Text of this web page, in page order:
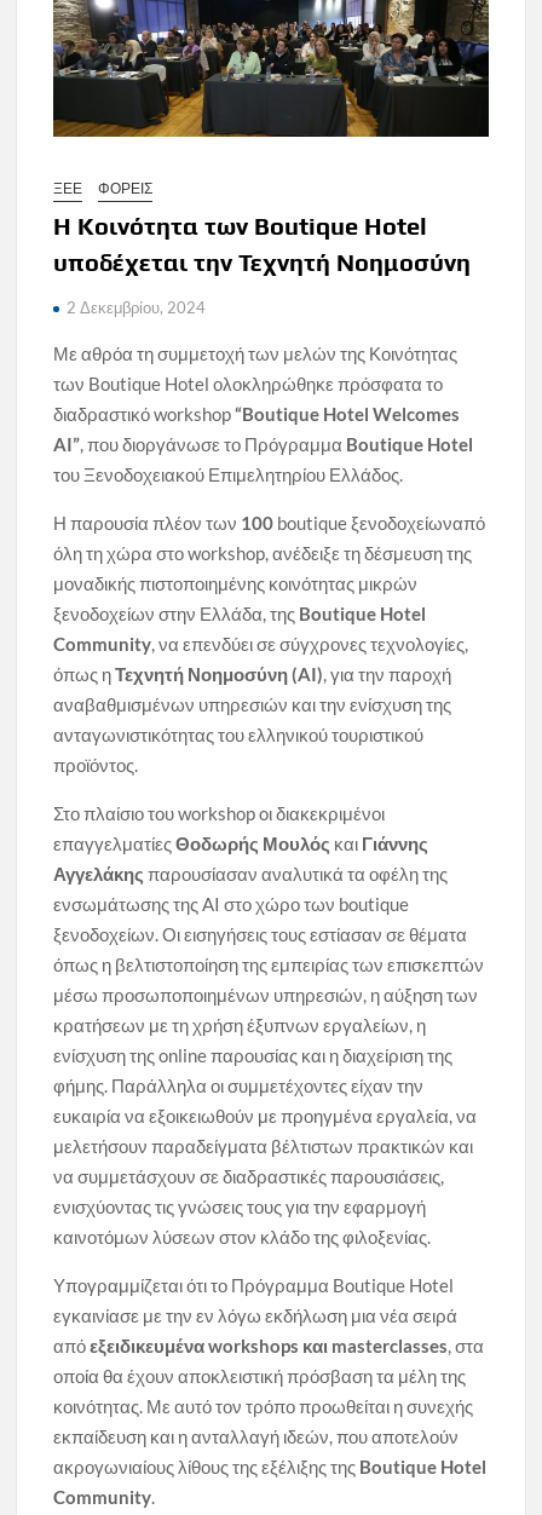
ΞΕΕ ΦΟΡΕΙΣ
Η Κοινότητα των Boutique Hotel
υποδέχεται την Τεχνητή Νοημοσύνη
2 Δεκεμβρίου, 2024
Με αθρόα τη συμμετοχή των μελών της Κοινότητας
των Boutique Hotel ολοκληρώθηκε πρόσφατα το
διαδραστικό workshop“Boutique Hotel Welcomes
AI”, που διοργάνωσε το Πρόγραμμα Boutique Hotel
του Ξενοδοχειακού Επιμελητηρίου Ελλάδος.
Η παρουσία πλέον των 100 boutique ξενοδοχείωναπό
όλη τη χώρα στο workshop, ανέδειξε τη δέσμευση της
μοναδικής πιστοποιημένης κοινότητας μικρών
ξενοδοχείων στην Ελλάδα, της Boutique Hotel
Community, να επενδύει σε σύγχρονες τεχνολογίες,
όπως ηΤεχνητή Νοημοσύνη (AI), για την παροχή
αναβαθμισμένων υπηρεσιών και την ενίσχυση της
ανταγωνιστικότητας του ελληνικού τουριστικού
προϊόντος.
Στο πλαίσιο του workshop oι διακεκριμένοι
επαγγελματίεςΘοδωρής Μουλός και Γιάννης
Αγγελάκης παρουσίασαν αναλυτικά τα οφέλη της
ενσωμάτωσης της AI στο χώρο των boutique
ξενοδοχείων. Οι εισηγήσεις τους εστίασαν σε θέματα
όπως η βελτιστοποίηση της εμπειρίας των επισκεπτών
μέσω προσωποποιημένων υπηρεσιών, η αύξηση των
κρατήσεων με τη χρήση έξυπνων εργαλείων, η
ενίσχυση της online παρουσίας και η διαχείριση της
φήμης. Παράλληλα οι συμμετέχοντες είχαν την
ευκαιρία να εξοικειωθούν με προηγμένα εργαλεία, να
μελετήσουν παραδείγματα βέλτιστων πρακτικών και
να συμμετάσχουν σε διαδραστικές παρουσιάσεις,
ενισχύοντας τις γνώσεις τους για την εφαρμογή
καινοτόμων λύσεων στον κλάδο της φιλοξενίας.
Υπογραμμίζεται ότι το Πρόγραμμα Boutique Hotel
εγκαινίασε με την εν λόγω εκδήλωση μια νέα σειρά
απόεξειδικευμένα workshops και masterclasses, στα
οποία θα έχουν αποκλειστική πρόσβαση τα μέλη της
κοινότητας. Με αυτό τον τρόπο προωθείται η συνεχής
εκπαίδευση και η ανταλλαγή ιδεών, που αποτελούν
ακρογωνιαίους λίθους της εξέλιξης της Boutique Hotel
Community.